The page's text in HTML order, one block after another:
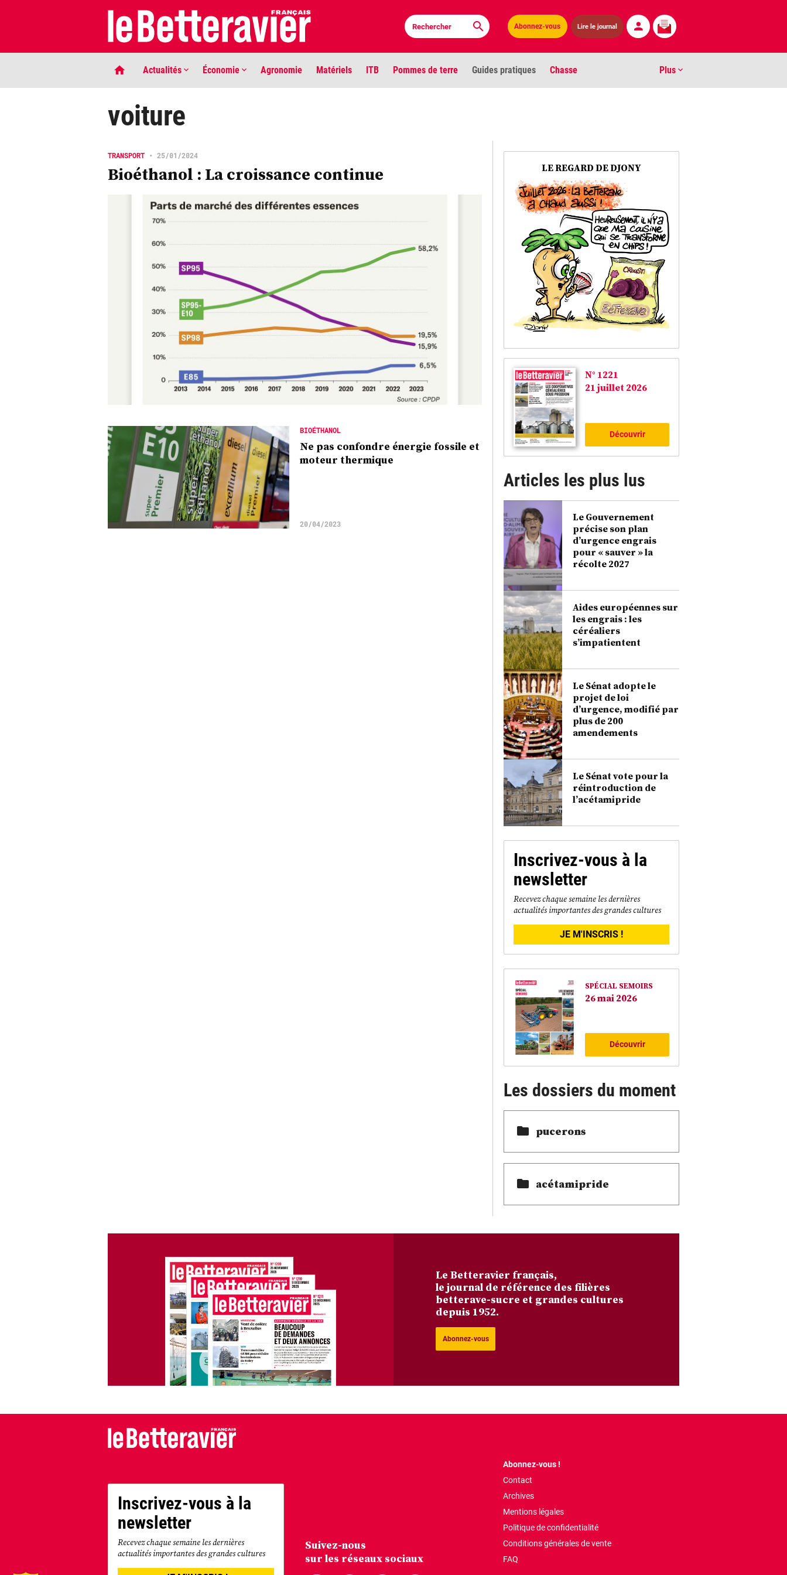
Abonnez-vous Lire le journal
Actualités Économie Agronomie Matériels ITB Pommes de terre Guides pratiques Chasse Plus
LIGNE DE MIRE
Phaco quand tu nous tiens …
LIGNE DE MIRE
Les louvetiers devant le Parlement
Biocarburants
Environnement
Vidéos
Contact
voiture
TRANSPORT • 25/01/2024
Bioéthanol : La croissance continue
BIOÉTHANOL
Ne pas confondre énergie fossile et
moteur thermique
20/04/2023
LE REGARD DE DJONY
N° 1221
21 juillet 2026
Découvrir
Articles les plus lus
Le Gouvernement
précise son plan
d’urgence engrais
pour « sauver » la
récolte 2027
Aides européennes sur
les engrais : les
céréaliers
s’impatientent
Le Sénat adopte le
projet de loi
d’urgence, modifié par
plus de 200
amendements
Le Sénat vote pour la
réintroduction de
l’acétamipride
Inscrivez-vous à la
newsletter
Recevez chaque semaine les dernières
actualités importantes des grandes cultures
JE M'INSCRIS !
SPÉCIAL SEMOIRS
26 mai 2026
Découvrir
Les dossiers du moment
pucerons
acétamipride
Le Betteravier français,
le journal de référence des filières
betterave-sucre et grandes cultures
depuis 1952.
Abonnez-vous
Inscrivez-vous à la
newsletter
Recevez chaque semaine les dernières
actualités importantes des grandes cultures
Suivez-nous
sur les réseaux sociaux
Abonnez-vous !
Contact
Archives
Mentions légales
Politique de confidentialité
Conditions générales de vente
FAQ